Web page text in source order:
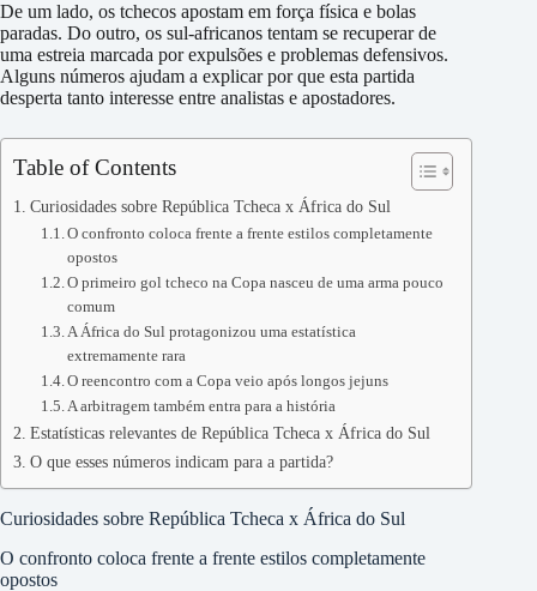
De um lado, os tchecos apostam em força física e bolas
paradas. Do outro, os sul-africanos tentam se recuperar de
uma estreia marcada por expulsões e problemas defensivos.
Alguns números ajudam a explicar por que esta partida
desperta tanto interesse entre analistas e apostadores.
Table of Contents
Curiosidades sobre República Tcheca x África do Sul
O confronto coloca frente a frente estilos completamente
opostos
O primeiro gol tcheco na Copa nasceu de uma arma pouco
comum
A África do Sul protagonizou uma estatística
extremamente rara
O reencontro com a Copa veio após longos jejuns
A arbitragem também entra para a história
Estatísticas relevantes de República Tcheca x África do Sul
O que esses números indicam para a partida?
Curiosidades sobre República Tcheca x África do Sul
O confronto coloca frente a frente estilos completamente
opostos